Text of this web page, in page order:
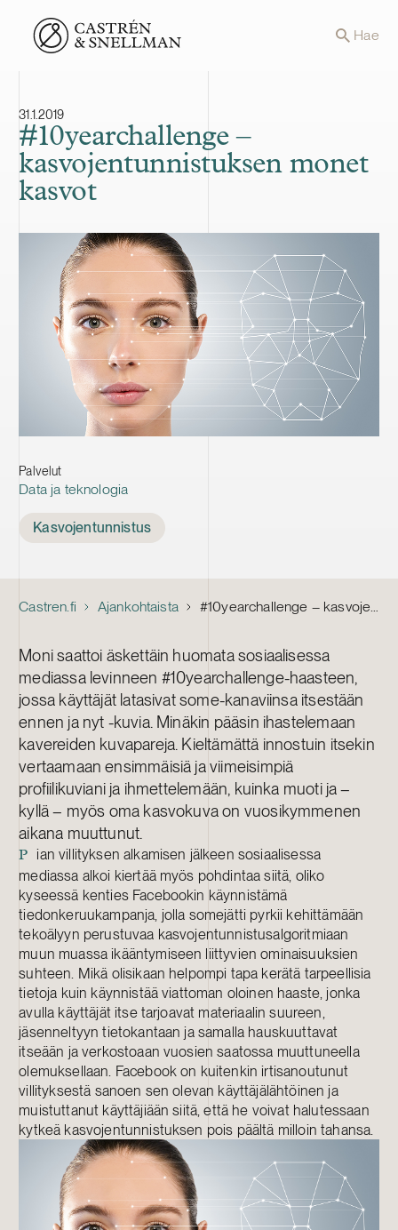
Front page Hae
31.1.2019
#10yearchallenge –
kasvojentunnistuksen monet
kasvot
Palvelut
Data ja teknologia
Kasvojentunnistus
Castren.fi Ajankohtaista
Moni saattoi äskettäin huomata sosiaalisessa
mediassa levinneen #10yearchallenge-haasteen,
jossa käyttäjät latasivat some-kanaviinsa itsestään
ennen ja nyt -kuvia. Minäkin pääsin ihastelemaan
kavereiden kuvapareja. Kieltämättä innostuin itsekin
vertaamaan ensimmäisiä ja viimeisimpiä
profiilikuviani ja ihmettelemään, kuinka muoti ja –
kyllä – myös oma kasvokuva on vuosikymmenen
aikana muuttunut.
P
ian villityksen alkamisen jälkeen sosiaalisessa
mediassa alkoi kiertää myös pohdintaa siitä, oliko
kyseessä kenties Facebookin käynnistämä
tiedonkeruukampanja, jolla somejätti pyrkii kehittämään
tekoälyyn perustuvaa kasvojentunnistusalgoritmiaan
muun muassa ikääntymiseen liittyvien ominaisuuksien
suhteen. Mikä olisikaan helpompi tapa kerätä tarpeellisia
tietoja kuin käynnistää viattoman oloinen haaste, jonka
avulla käyttäjät itse tarjoavat materiaalin suureen,
jäsenneltyyn tietokantaan ja samalla hauskuuttavat
itseään ja verkostoaan vuosien saatossa muuttuneella
olemuksellaan. Facebook on kuitenkin irtisanoutunut
villityksestä sanoen sen olevan käyttäjälähtöinen ja
muistuttanut käyttäjiään siitä, että he voivat halutessaan
kytkeä kasvojentunnistuksen pois päältä milloin tahansa.